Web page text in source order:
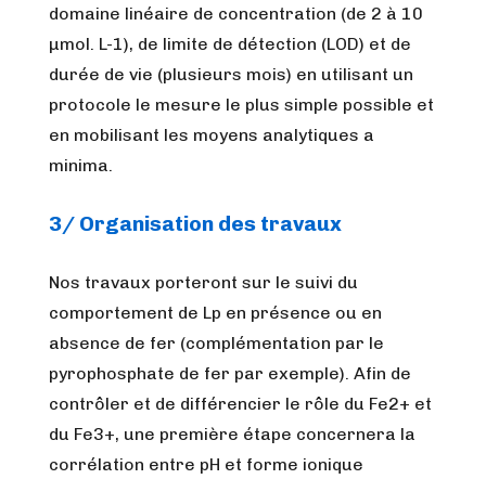
domaine linéaire de concentration (de 2 à 10
µmol. L-1), de limite de détection (LOD) et de
durée de vie (plusieurs mois) en utilisant un
protocole le mesure le plus simple possible et
en mobilisant les moyens analytiques a
minima.
3/ Organisation des travaux
Nos travaux porteront sur le suivi du
comportement de Lp en présence ou en
absence de fer (complémentation par le
pyrophosphate de fer par exemple). Afin de
contrôler et de différencier le rôle du Fe2+ et
du Fe3+, une première étape concernera la
corrélation entre pH et forme ionique